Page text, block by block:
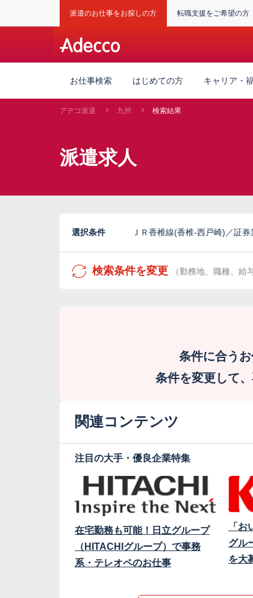
派遣のお仕事をお探しの方 転職支援をご希望の方
お仕事検索 はじめての方 キャリア・
アデコ派遣 九州 検索結果
派遣求人
選択条件 ＪＲ香椎線(香椎-西戸崎)／証
検索条件を変更 （勤務地、職種、給
条件に合う
条件を変更して
関連コンテンツ
注目の大手・優良企業特集
在宅勤務も可能！日立グループ
（HITACHIグループ）で事務
系・テレオペのお仕事
「
グル
を大